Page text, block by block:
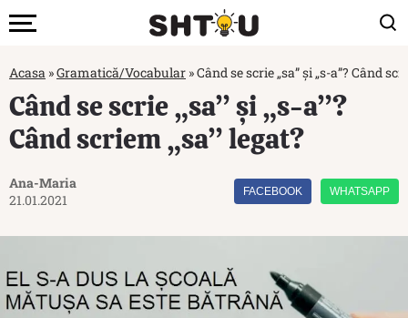
Acasa »Gramatică/Vocabular »Când se scrie „sa” și „s-a”? Când
Când se scrie „sa” și „s-a”?
Când scriem „sa” legat?
Ana-Maria
21.01.2021
FACEBOOK WHATSAPP